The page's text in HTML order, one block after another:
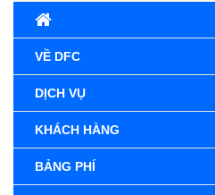
VỀ DFC
DỊCH VỤ
KHÁCH HÀNG
BẢNG PHÍ